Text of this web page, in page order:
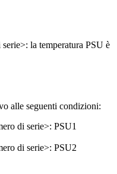
la temperatura PSU è
alle seguenti condizioni:
di serie>: PSU1
di serie>: PSU2